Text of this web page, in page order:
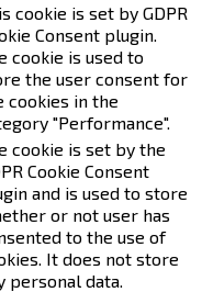
cookie is set by GDPR
Consent plugin.
cookie is used to
the user consent for
cookies in the
"Performance".
cookie is set by the
Cookie Consent
and is used to store
or not user has
to the use of
It does not store
personal data.